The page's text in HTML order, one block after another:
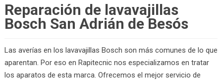
Reparación de lavavajillas
Bosch San Adrián de Besós
Las averías en los lavavajillas Bosch son más comunes de lo que
aparentan. Por eso en Rapitecnic nos especializamos en tratar
los aparatos de esta marca. Ofrecemos el mejor servicio de